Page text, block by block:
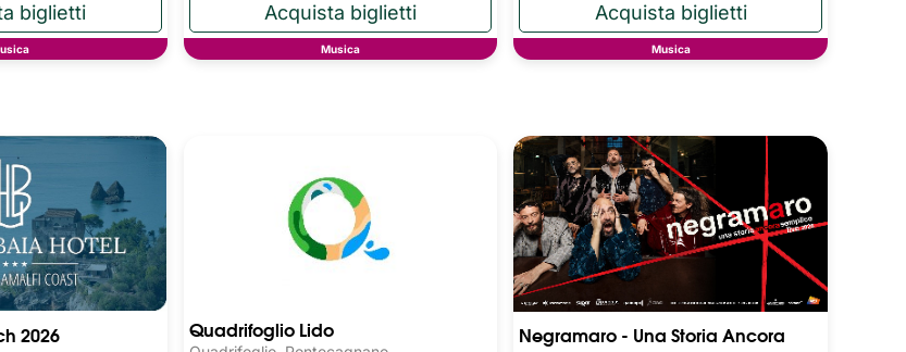
Musica Musica
2026 Quadrifoglio Lido
Negramaro - Una Storia Ancora